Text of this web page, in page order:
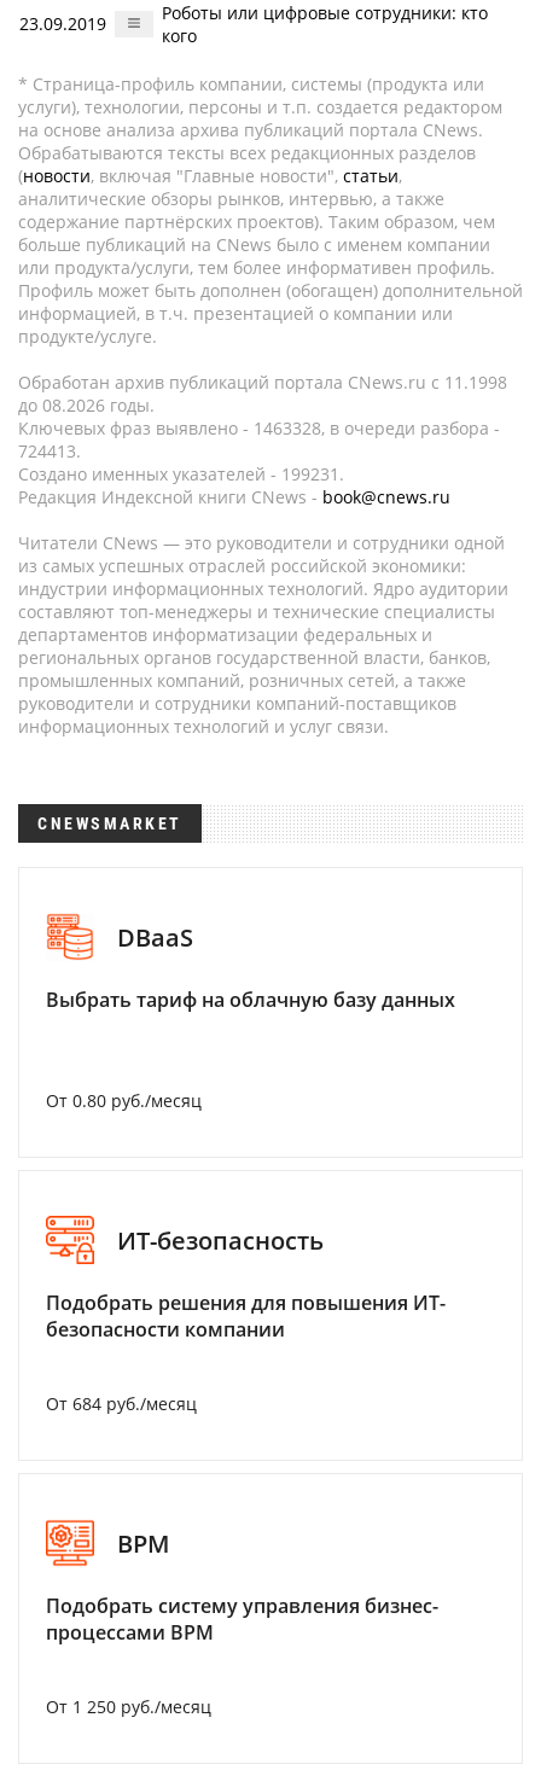
23.09.2019
Роботы или цифровые сотрудники: кто
кого
* Страница-профиль компании, системы (продукта или
услуги), технологии, персоны и т.п. создается редактором
на основе анализа архива публикаций портала CNews.
Обрабатываются тексты всех редакционных разделов
(новости, включая "Главные новости", статьи,
аналитические обзоры рынков, интервью, а также
содержание партнёрских проектов). Таким образом, чем
больше публикаций на CNews было с именем компании
или продукта/услуги, тем более информативен профиль.
Профиль может быть дополнен (обогащен) дополнительной
информацией, в т.ч. презентацией о компании или
продукте/услуге.
Обработан архив публикаций портала CNews.ru c 11.1998
до 08.2026 годы.
Ключевых фраз выявлено - 1463328, в очереди разбора -
724413.
Создано именных указателей - 199231.
Редакция Индексной книги CNews - book@cnews.ru
Читатели CNews — это руководители и сотрудники одной
из самых успешных отраслей российской экономики:
индустрии информационных технологий. Ядро аудитории
составляют топ-менеджеры и технические специалисты
департаментов информатизации федеральных и
региональных органов государственной власти, банков,
промышленных компаний, розничных сетей, а также
руководители и сотрудники компаний-поставщиков
информационных технологий и услуг связи.
CNEWSMARKET
DBaaS
Выбрать тариф на облачную базу данных
От 0.80 руб./месяц
ИТ-безопасность
Подобрать решения для повышения ИТ-
безопасности компании
От 684 руб./месяц
BPM
Подобрать систему управления бизнес-
процессами BPM
От 1 250 руб./месяц